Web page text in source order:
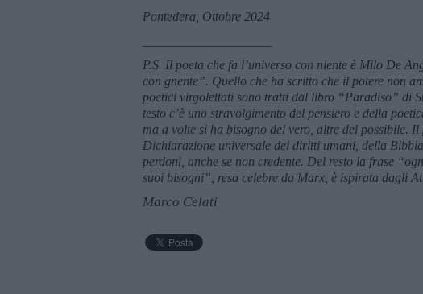
Pontedera, Ottobre 2024
P.S. Il poeta che fa l’universo con niente è Milo De
con gnente”. Quello che ha scritto che il potere non
poetici virgolettati sono tratti dal libro “Paradiso” di
testo c’è uno stravolgimento del pensiero e della
ma a volte si ha bisogno del vero, altre del possibile.
Dichiarazione universale dei diritti umani, della
perdoni, anche se non credente. Del resto la frase
suoi bisogni” , resa celebre da Marx, è ispirata dagli
Marco Celati